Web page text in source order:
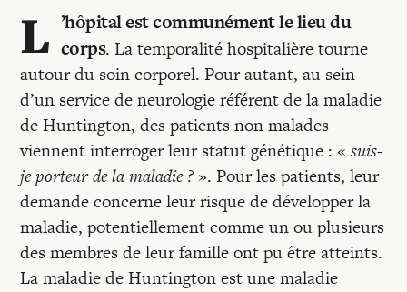
Blocs-notes
Recherches
Entretiens
Revues
L ’hôpital est communément le lieu du
corps. La temporalité hospitalière tourne
autour du soin corporel. Pour autant, au sein
d’un service de neurologie référent de la maladie
de Huntington, des patients non malades
viennent interroger leur statut génétique : «suis-
je porteur de la maladie ? ». Pour les patients, leur
demande concerne leur risque de développer la
maladie, potentiellement comme un ou plusieurs
des membres de leur famille ont pu être atteints.
La maladie de Huntington est une maladie